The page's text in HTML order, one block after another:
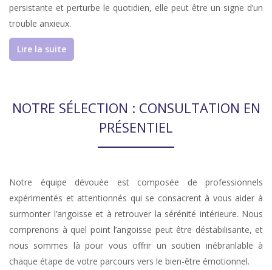
persistante et perturbe le quotidien, elle peut être un signe d’un
trouble anxieux.
Lire la suite
NOTRE SÉLECTION : CONSULTATION EN
PRÉSENTIEL
Notre équipe dévouée est composée de professionnels
expérimentés et attentionnés qui se consacrent à vous aider à
surmonter l’angoisse et à retrouver la sérénité intérieure. Nous
comprenons à quel point l’angoisse peut être déstabilisante, et
nous sommes là pour vous offrir un soutien inébranlable à
chaque étape de votre parcours vers le bien-être émotionnel.